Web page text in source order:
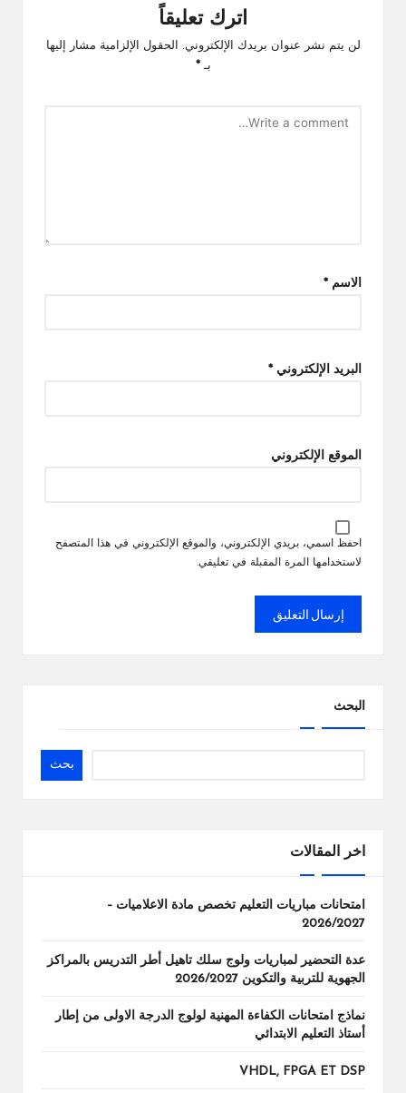
اترك تعليقاً
لن يتم نشر عنوان بريدك الإلكتروني.
الحقول الإلزامية مشار إليها
بـ*
الاسم *
البريد الإلكتروني *
الموقع الإلكتروني
احفظ اسمي، بريدي الإلكتروني، والموقع الإلكتروني في هذا المتصفح
لاستخدامها المرة المقبلة في تعليقي.
البحث
بحث
اخر المقالات
امتحانات مباريات التعليم تخصص مادة الاعلاميات –
2026/2027
عدة التحضير لمباريات ولوج سلك تاهيل أطر التدريس بالمراكز
الجهوية للتربية والتكوين 2026/2027
نماذج امتحانات الكفاءة المهنية لولوج الدرجة الاولى من إطار
أستاذ التعليم الابتدائي
VHDL, FPGA ET DSP